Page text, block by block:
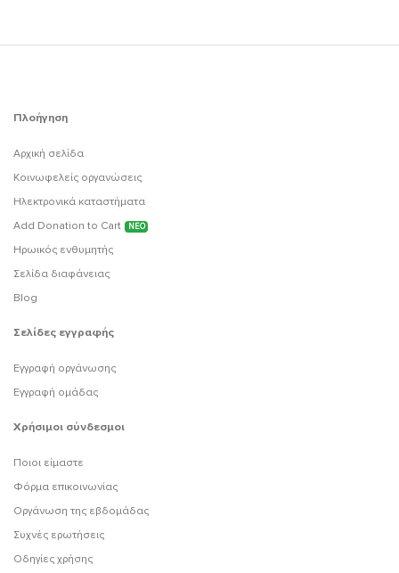
Πλοήγηση
Αρχική σελίδα
Κοινωφελείς οργανώσεις
Ηλεκτρονικά καταστήματα
Add Donation to Cart
ΝΕΟ
Ηρωικός ενθυμητής
Σελίδα διαφάνειας
Blog
Σελίδες εγγραφής
Εγγραφή οργάνωσης
Εγγραφή ομάδας
Χρήσιμοι σύνδεσμοι
Ποιοι είμαστε
Φόρμα επικοινωνίας
Οργάνωση της εβδομάδας
Συχνές ερωτήσεις
Οδηγίες χρήσης